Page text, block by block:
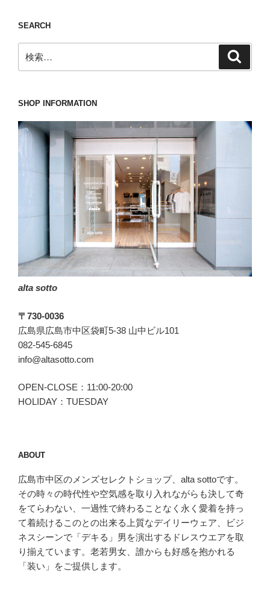
ト
だ
け
で
あ
ま
ん
が
い
つ
わ
れ
た
は
な
い
eleventy(イ
ブ
ン
SEARCH
索:
SHOP INFORMATION
alta sotto
〒730-0036
広島県広島市中区袋町5-38 山中ビル101
082-545-6845
info@altasotto.com
OPEN-CLOSE：11:00-20:00
HOLIDAY：TUESDAY
ABOUT
広島市中区のメンズセレクトショップ、alta sottoです。
その時々の時代性や空気感を取り入れながらも決して奇
をてらわない、一過性で終わることなく永く愛着を持っ
て着続けるこのとの出来る上質なデイリーウェア、ビジ
ネスシーンで「デキる」男を演出するドレスウエアを取
り揃えています。老若男女、誰からも好感を抱かれる
「装い」をご提供します。